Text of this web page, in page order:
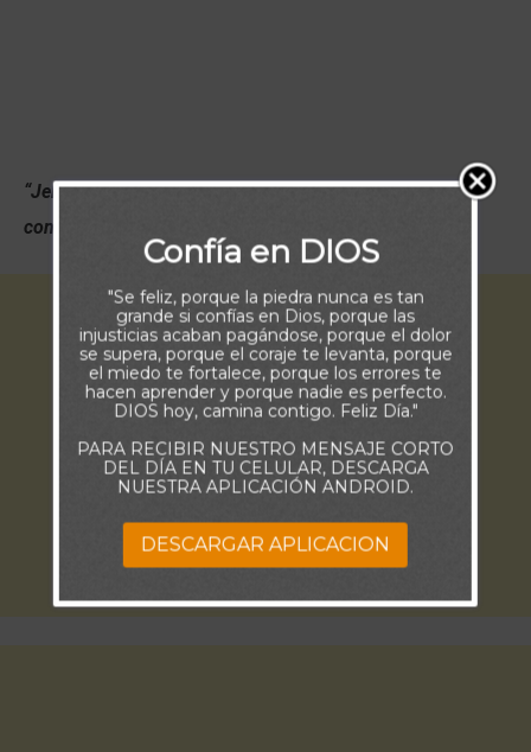
“Jehová es bueno, fortaleza en el día de la angustia; y
conoce a los que en él confían” (Nahúm 1:7)
Confía en DIOS
"Se feliz, porque la piedra nunca es tan
grande si confías en Dios, porque las
injusticias acaban pagándose, porque el dolor
se supera, porque el coraje te levanta, porque
el miedo te fortalece, porque los errores te
hacen aprender y porque nadie es perfecto.
DIOS hoy, camina contigo. Feliz Día."
PARA RECIBIR NUESTRO MENSAJE CORTO
DEL DÍA EN TU CELULAR, DESCARGA
NUESTRA APLICACIÓN ANDROID.
DESCARGAR APLICACION